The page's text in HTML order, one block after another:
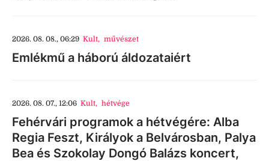
2026. 08. 08., 06:29 Kult, művészet
Emlékmű a háború áldozataiért
2026. 08. 07., 12:06 Kult, hétvége
Fehérvári programok a hétvégére: Alba
Regia Feszt, Királyok a Belvárosban, Palya
Bea és Szokolay Dongó Balázs koncert,